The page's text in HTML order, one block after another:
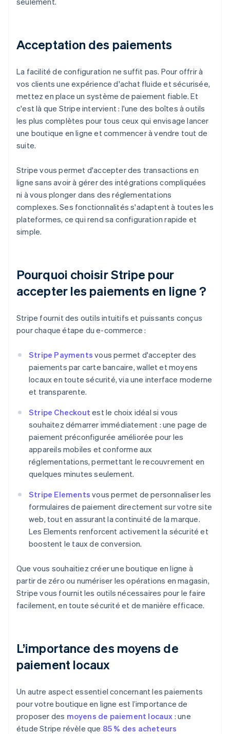
Acceptation des paiements
La facilité de configuration ne suffit pas. Pour offrir à
vos clients une expérience d'achat fluide et sécurisée,
mettez en place un système de paiement fiable. Et
c'est là que Stripe intervient : l'une des boîtes à outils
les plus complètes pour tous ceux qui envisage lancer
une boutique en ligne et commencer à vendre tout de
suite.
Stripe vous permet d'accepter des transactions en
ligne sans avoir à gérer des intégrations compliquées
ni à vous plonger dans des réglementations
complexes. Ses fonctionnalités s'adaptent à toutes les
plateformes, ce qui rend sa configuration rapide et
simple.
Pourquoi choisir Stripe pour
accepter les paiements en ligne ?
Stripe fournit des outils intuitifs et puissants conçus
pour chaque étape du e-commerce :
Stripe Payments vous permet d'accepter des
paiements par carte bancaire, wallet et moyens
locaux en toute sécurité, via une interface moderne
et transparente.
Stripe Checkout est le choix idéal si vous
souhaitez démarrer immédiatement : une page de
paiement préconfigurée améliorée pour les
appareils mobiles et conforme aux
réglementations, permettant le recouvrement en
quelques minutes seulement.
Stripe Elements vous permet de personnaliser les
formulaires de paiement directement sur votre site
web, tout en assurant la continuité de la marque.
Les Elements renforcent activement la sécurité et
boostent le taux de conversion.
Que vous souhaitiez créer une boutique en ligne à
partir de zéro ou numériser les opérations en magasin,
Stripe vous fournit les outils nécessaires pour le faire
facilement, en toute sécurité et de manière efficace.
L’importance des moyens de
paiement locaux
Un autre aspect essentiel concernant les paiements
pour votre boutique en ligne est l’importance de
proposer des moyens de paiement locaux : une
étude Stripe révèle que 85 % des acheteurs